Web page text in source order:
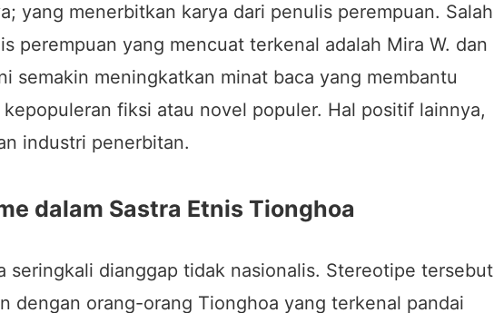
yang menerbitkan karya dari penulis perempuan. Salah
perempuan yang mencuat terkenal adalah Mira W. dan
semakin meningkatkan minat baca yang membantu
fiksi atau novel populer. Hal positif lainnya,
industri penerbitan.
dalam Sastra Etnis Tionghoa
seringkali dianggap tidak nasionalis. Stereotipe tersebut
dengan orang-orang Tionghoa yang terkenal pandai